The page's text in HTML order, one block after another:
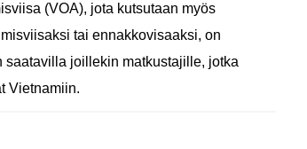
(VOA), jota kutsutaan myös
tai ennakkovisaaksi, on
saatavilla joillekin matkustajille, jotka
Vietnamiin.